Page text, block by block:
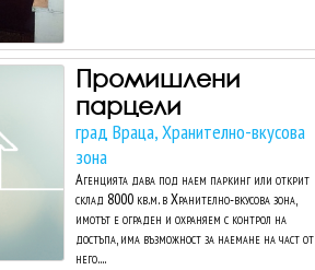
Промишлени
парцели
град Враца, Хранително-вкусова
зона
Агенцията дава под наем паркинг или открит
склад 8000 кв.м. в Хранително-вкусова зона,
имотът е ограден и охраняем с контрол на
достъпа, има възможност за наемане на част от
него....